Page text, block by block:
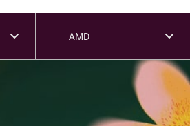
AMD